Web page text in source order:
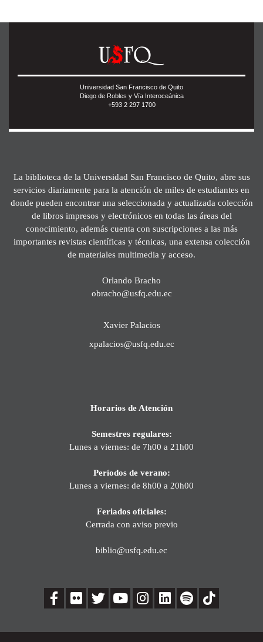
Universidad San Francisco de Quito
Diego de Robles y Vía Interoceánica
+593 2 297 1700
La biblioteca de la Universidad San Francisco de Quito, abre sus
servicios diariamente para la atención de miles de estudiantes en
donde pueden encontrar una seleccionada y actualizada colección
de libros impresos y electrónicos en todas las áreas del
conocimiento, además cuenta con suscripciones a las más
importantes revistas científicas y técnicas, una extensa colección
de materiales multimedia y acceso.
Orlando Bracho
obracho@usfq.edu.ec
Xavier Palacios
xpalacios@usfq.edu.ec
Horarios de Atención
Semestres regulares:
Lunes a viernes: de 7h00 a 21h00
Períodos de verano:
Lunes a viernes: de 8h00 a 20h00
Feriados oficiales:
Cerrada con aviso previo
biblio@usfq.edu.ec